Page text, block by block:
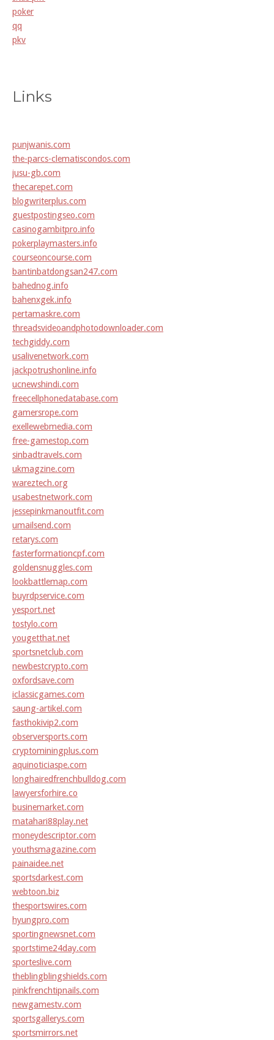
poker
qq
pkv
Links
punjwanis.com
the-parcs-clematiscondos.com
jusu-gb.com
thecarepet.com
blogwriterplus.com
guestpostingseo.com
casinogambitpro.info
pokerplaymasters.info
courseoncourse.com
bantinbatdongsan247.com
bahednog.info
bahenxgek.info
pertamaskre.com
threadsvideoandphotodownloader.com
techgiddy.com
usalivenetwork.com
jackpotrushonline.info
ucnewshindi.com
freecellphonedatabase.com
gamersrope.com
exellewebmedia.com
free-gamestop.com
sinbadtravels.com
ukmagzine.com
wareztech.org
usabestnetwork.com
jessepinkmanoutfit.com
umailsend.com
retarys.com
fasterformationcpf.com
goldensnuggles.com
lookbattlemap.com
buyrdpservice.com
yesport.net
tostylo.com
yougetthat.net
sportsnetclub.com
newbestcrypto.com
oxfordsave.com
iclassicgames.com
saung-artikel.com
fasthokivip2.com
observersports.com
cryptominingplus.com
aquinoticiaspe.com
longhairedfrenchbulldog.com
lawyersforhire.co
businemarket.com
matahari88play.net
moneydescriptor.com
youthsmagazine.com
painaidee.net
sportsdarkest.com
webtoon.biz
thesportswires.com
hyungpro.com
sportingnewsnet.com
sportstime24day.com
sporteslive.com
theblingblingshields.com
pinkfrenchtipnails.com
newgamestv.com
sportsgallerys.com
sportsmirrors.net